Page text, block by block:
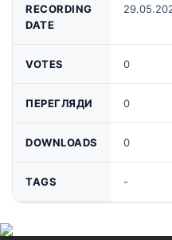
RECORDING
DATE
VOTES 0
ПЕРЕГЛЯДИ 0
DOWNLOADS 0
TAGS -